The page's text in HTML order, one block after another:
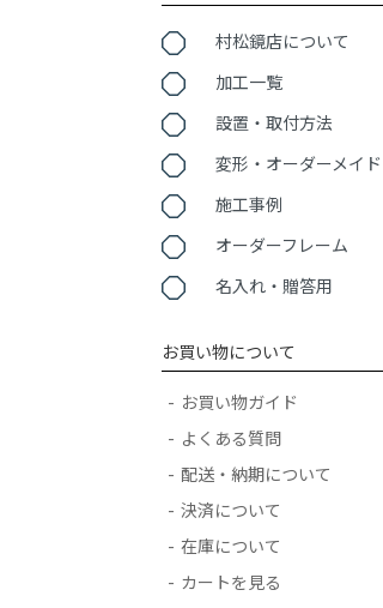
村松鏡店について
加工一覧
設置・取付方法
変形・オーダーメイド
施工事例
オーダーフレーム
名入れ・贈答用
お買い物について
お買い物ガイド
よくある質問
配送・納期について
決済について
在庫について
カートを見る